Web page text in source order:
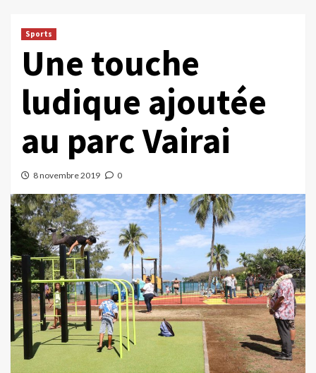
Sports
Une touche
ludique ajoutée
au parc Vairai
8 novembre 2019 0